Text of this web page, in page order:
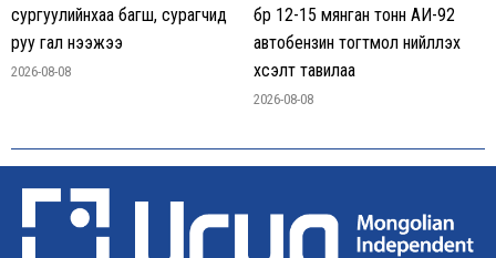
сургуулийнхаа багш, сурагчид
руу гал нээжээ
2026-08-08
бүр 12-15 мянган тонн АИ-92
автобензин тогтмол нийлүүлэх
хүсэлт тавилаа
2026-08-08